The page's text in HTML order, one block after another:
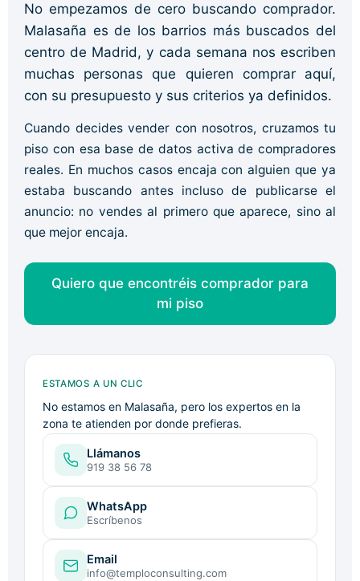
No empezamos de cero buscando comprador.
Malasaña es de los barrios más buscados del
centro de Madrid, y cada semana nos escriben
muchas personas que quieren comprar aquí,
con su presupuesto y sus criterios ya definidos.
Cuando decides vender con nosotros, cruzamos tu
piso con esa base de datos activa de compradores
reales. En muchos casos encaja con alguien que ya
estaba buscando antes incluso de publicarse el
anuncio: no vendes al primero que aparece, sino al
que mejor encaja.
Quiero que encontréis comprador para
mi piso
ESTAMOS A UN CLIC
No estamos en Malasaña, pero los expertos en la
zona te atienden por donde prefieras.
Llámanos
919 38 56 78
WhatsApp
Escríbenos
Email
info@temploconsulting.com